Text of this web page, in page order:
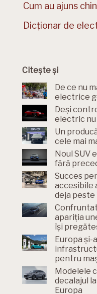
Cum au ajuns
Dicționar de
Citește și
De ce nu
electrice
Deși
electric nu
Un
cele mai
Noul SUV
fără
Succes
accesibile
deja peste
apariția
își
Europa și-
pentru
Modelele
decalajul
Europa